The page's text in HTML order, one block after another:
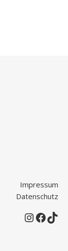
Impressum
Datenschutz